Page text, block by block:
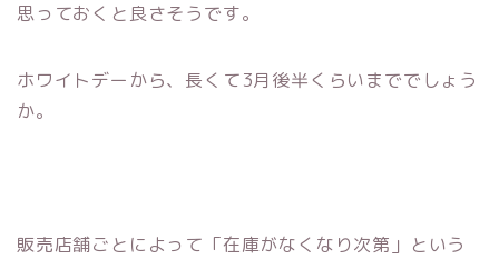
思っておくと良さそうです。
ホワイトデーから、長くて3月後半くらいまででしょう
か。
販売店舗ごとによって「在庫がなくなり次第」という